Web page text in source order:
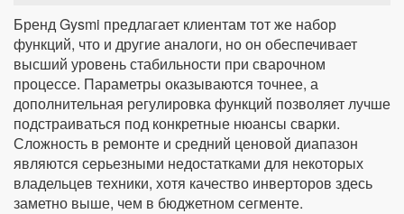
Бренд Gysmi предлагает клиентам тот же набор
функций, что и другие аналоги, но он обеспечивает
высший уровень стабильности при сварочном
процессе. Параметры оказываются точнее, а
дополнительная регулировка функций позволяет лучше
подстраиваться под конкретные нюансы сварки.
Сложность в ремонте и средний ценовой диапазон
являются серьезными недостатками для некоторых
владельцев техники, хотя качество инверторов здесь
заметно выше, чем в бюджетном сегменте.